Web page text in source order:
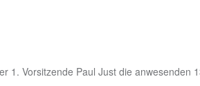
Vorsitzende Paul Just die anwesenden